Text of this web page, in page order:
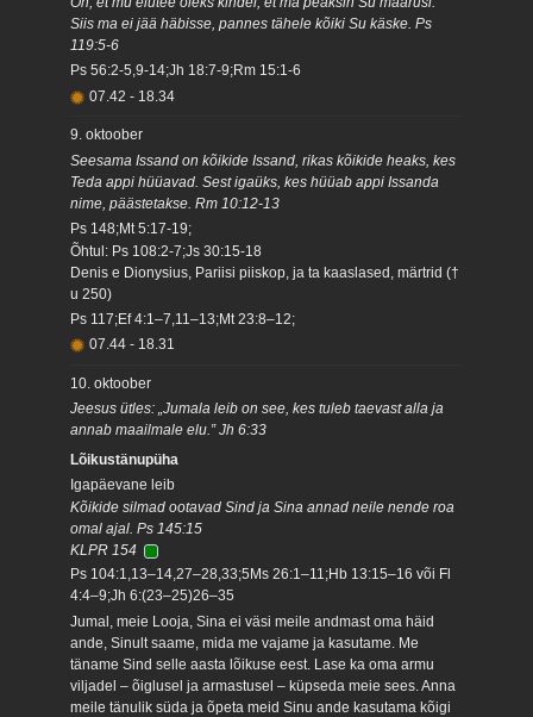
Siis ma ei jää häbisse, pannes tähele kõiki Su käske. Ps
119:5-6
Ps 56:2-5,9-14;Jh 18:7-9;Rm 15:1-6
07.42 - 18.34
9. oktoober
Seesama Issand on kõikide Issand, rikas kõikide heaks, kes
Teda appi hüüavad. Sest igaüks, kes hüüab appi Issanda
nime, päästetakse. Rm 10:12-13
Ps 148;Mt 5:17-19;
Õhtul: Ps 108:2-7;Js 30:15-18
Denis e Dionysius, Pariisi piiskop, ja ta kaaslased, märtrid (†
u 250)
Ps 117;Ef 4:1–7,11–13;Mt 23:8–12;
07.44 - 18.31
10. oktoober
Jeesus ütles: „Jumala leib on see, kes tuleb taevast alla ja
annab maailmale elu.” Jh 6:33
Lõikustänupüha
Igapäevane leib
Kõikide silmad ootavad Sind ja Sina annad neile nende roa
omal ajal. Ps 145:15
KLPR 154
Ps 104:1,13–14,27–28,33;5Ms 26:1–11;Hb 13:15–16 või Fl
4:4–9;Jh 6:(23–25)26–35
Jumal, meie Looja, Sina ei väsi meile andmast oma häid
ande, Sinult saame, mida me vajame ja kasutame. Me
täname Sind selle aasta lõikuse eest. Lase ka oma armu
viljadel – õiglusel ja armastusel – küpseda meie sees. Anna
meile tänulik süda ja õpeta meid Sinu ande kasutama kõigi